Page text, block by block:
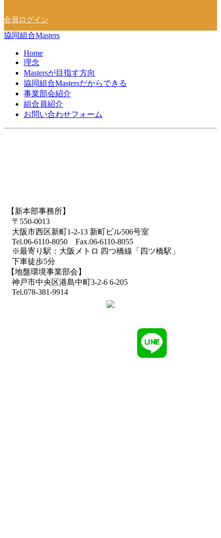
会員ログイン
協同組合Masters
Home
理念
Mastersが目指す方向
協同組合Mastersだからできる
事業部会紹介
組合員紹介
お問い合わせフォーム
【新本部事務所】
〒550-0013
大阪市西区新町1-2-13 新町ビル506号室
Tel.06-6110-8050 Fax.06-6110-8055
※最寄り駅：大阪メトロ 四つ橋線「四ツ橋駅」
下車徒歩5分
【地盤環境事業部会】
神戸市中央区港島中町3-2-6 6-205
Tel.078-381-9914